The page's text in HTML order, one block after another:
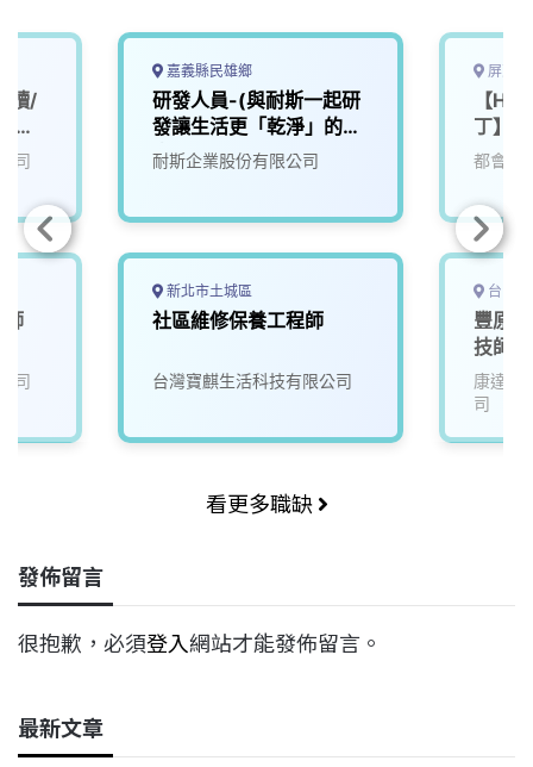
o
s
I
n
n
讀/
超
司
司
嘉義縣民雄鄉
研發人員-(與耐斯一起研
發讓生活更「乾淨」的未
來)2
耐斯企業股份有限公司
新北市土城區
社區維修保養工程師
台灣寶麒生活科技有限公司
屏東
【
丁】
都會生
台中
豐原
技師&
康達盛
司
看更多職缺
發佈留言
很抱歉，必須登入網站才能發佈留言。
最新文章